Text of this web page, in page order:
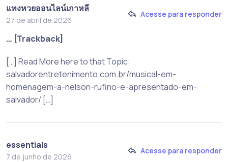
แทงหวยออนไลน์เกาหลี
27 de abril de 2026
Acesse para responder
… [Trackback]
[…] Read More here to that Topic:
salvadorentretenimento.com.br/musical-em-
homenagem-a-nelson-rufino-e-apresentado-em-
salvador/ […]
essentials
7 de junho de 2026
Acesse para responder